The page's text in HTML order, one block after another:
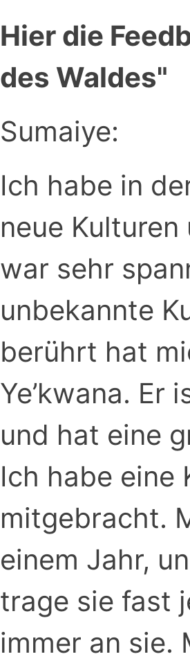
Hier die
des Waldes"
Sumaiye:
Ich habe in
neue
war sehr
unbekannte
berührt hat
Ye’kwana. Er
und hat eine
Ich habe eine
mitgebracht.
einem Jahr,
trage sie fast
immer an sie.